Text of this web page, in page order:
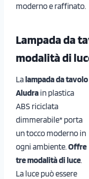
moderno e raffinato.
Lampada da
modalità di
Lalampada da tavolo
Aludra in plastica
ABS riciclata
dimmerabile* porta
un tocco moderno in
ogni ambiente. Offre
tre modalità di luce.
La luce può essere